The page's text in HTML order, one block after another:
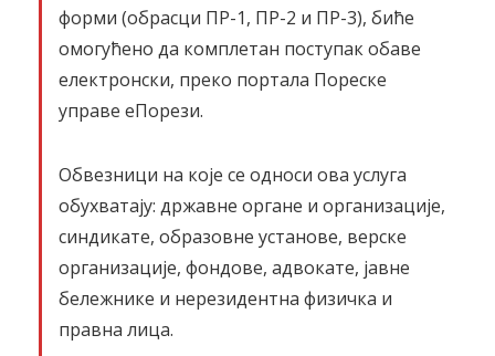
форми (обрасци ПР-1, ПР-2 и ПР-3), биће
омогућено да комплетан поступак обаве
електронски, преко портала Пореске
управе еПорези.
Обвезници на које се односи ова услуга
обухватају: државне органе и организације,
синдикате, образовне установе, верске
организације, фондове, адвокате, јавне
бележнике и нерезидентна физичка и
правна лица.